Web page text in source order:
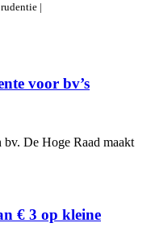
|
voor bv’s
bv. De Hoge Raad maakt
€ 3 op kleine